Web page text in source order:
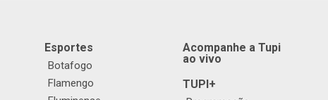
Esportes
Botafogo
Flamengo
Acompanhe a Tupi
ao vivo
TUPI+